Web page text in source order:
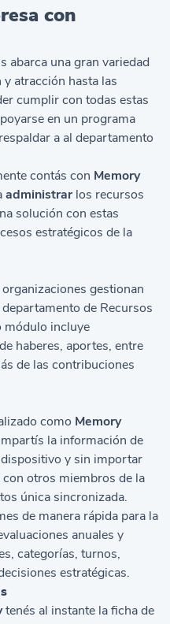
con
abarca una gran variedad
atracción hasta las
cumplir con todas estas
en un programa
a al departamento
contás con Memory
administrar los recursos
solución con estas
estratégicos de la
gestionan
de Recursos
módulo incluye
haberes, aportes, entre
de las contribuciones
como Memory
la información de
y sin importar
otros miembros de la
única sincronizada.
de manera rápida para la
anuales y
categorías, turnos,
estratégicas.
tenés al instante la ficha de